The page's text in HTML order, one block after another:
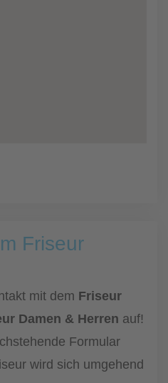
Friseur
mit dem Friseur
Damen & Herren auf!
Formular
wird sich umgehend